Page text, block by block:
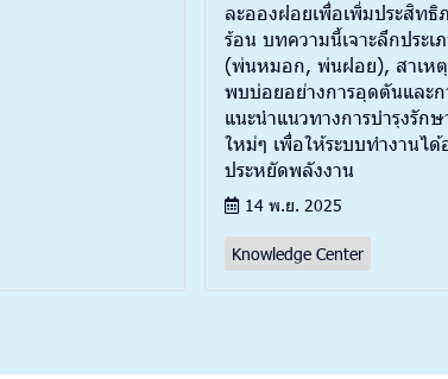
ละอองฝอยเพื่อเพิ่มประสิทธิ
ร้อน บทความนี้เจาะลึกประเ
(พ่นหมอก, พ่นฝอย), สาเห
พบบ่อยอย่างการอุดตันและ
แนะนำแนวทางการบำรุงรัก
ใหม่ๆ เพื่อให้ระบบทำงานได้
ประหยัดพลังงาน
14 พ.ย. 2025
Knowledge Center